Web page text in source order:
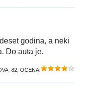
godina, a neki
Do auta je.
82 , OCENA: